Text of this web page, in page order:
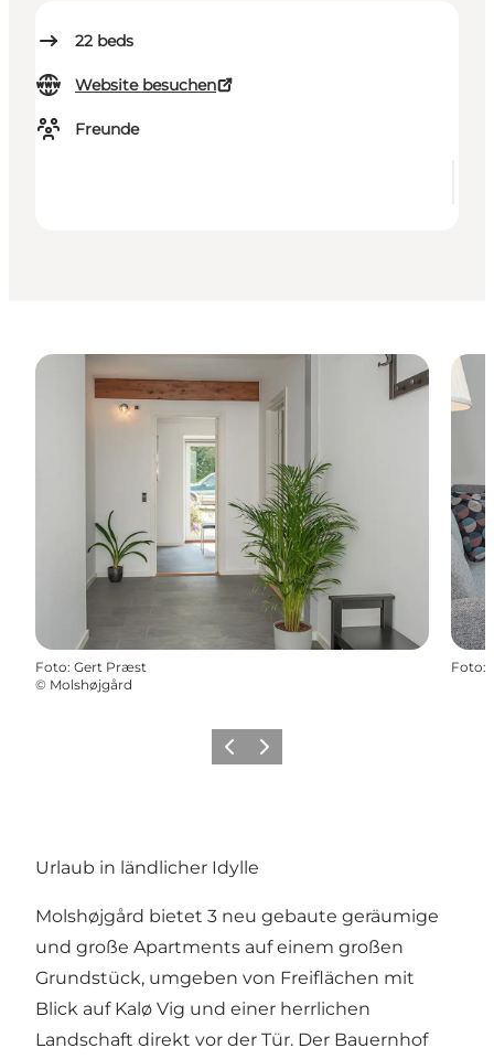
22 beds
Website besuchen
Freunde
Foto: Gert Præst
© Molshøjgård
Foto:
ZurückWeiter
Urlaub in ländlicher Idylle
Molshøjgård bietet 3 neu gebaute geräumige
und große Apartments auf einem großen
Grundstück, umgeben von Freiflächen mit
Blick auf Kalø Vig und einer herrlichen
Landschaft direkt vor der Tür. Der Bauernhof